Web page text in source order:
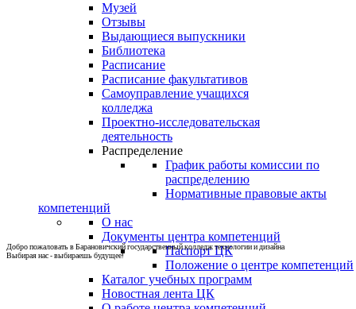
Музей
Отзывы
Выдающиеся выпускники
Библиотека
Расписание
Расписание факультативов
Самоуправление учащихся
колледжа
Проектно-исследовательская
деятельность
Распределение
График работы комиссии по
распределению
Нормативные правовые акты
компетенций
О нас
Документы центра компетенций
Паспорт ЦК
Положение о центре компетенций
Каталог учебных программ
Новостная лента ЦК
Добро пожаловать в Барановичский государственный колледж технологии и дизайна
Выбирая нас - выбираешь будущее!